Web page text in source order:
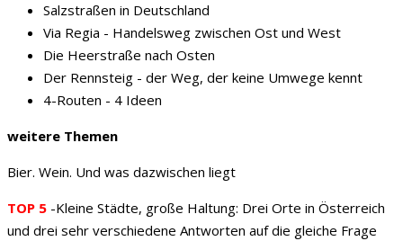
Salzstraßen in Deutschland
Via Regia - Handelsweg zwischen Ost und West
Die Heerstraße nach Osten
Der Rennsteig - der Weg, der keine Umwege kennt
4-Routen - 4 Ideen
weitere Themen
Bier. Wein. Und was dazwischen liegt
TOP 5 -Kleine Städte, große Haltung: Drei Orte in Österreich
und drei sehr verschiedene Antworten auf die gleiche Frage